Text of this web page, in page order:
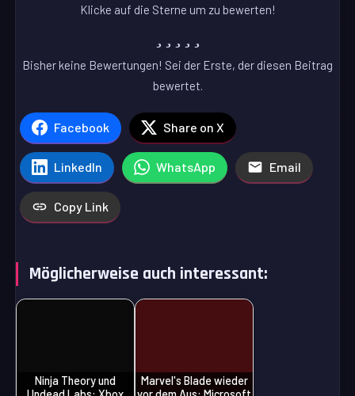
Klicke auf die Sterne um zu bewerten!
Bisher keine Bewertungen! Sei der Erste, der diesen Beitrag
bewertet.
Facebook Share on X
LinkedIn WhatsApp Email
Copy Link
Möglicherweise auch interessant:
Ninja Theory und
Marvel's Blade wieder